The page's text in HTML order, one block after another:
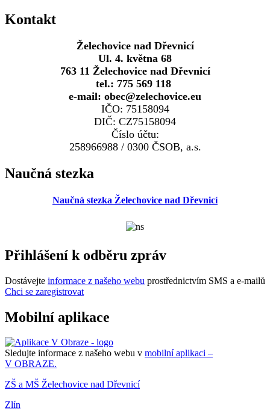
Kontakt
Želechovice nad Dřevnicí
Ul. 4. května 68
763 11 Želechovice nad Dřevnicí
tel.: 775 569 118
e-mail: obec@zelechovice.eu
IČO: 75158094
DIČ: CZ75158094
Číslo účtu:
258966988 / 0300 ČSOB, a.s.
Naučná stezka
Naučná stezka Želechovice nad Dřevnicí
Přihlášení k odběru zpráv
Dostávejte informace z našeho webu prostřednictvím SMS a e-mailů
Chci se zaregistrovat
Mobilní aplikace
Sledujte informace z našeho webu v mobilní aplikaci –
V OBRAZE.
ZŠ a MŠ Želechovice nad Dřevnicí
Zlín